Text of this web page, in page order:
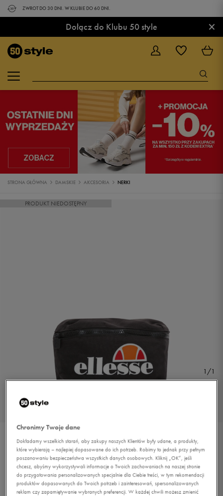
ZWROT DO 30 DNI. W KLUBIE DO 60 DNI.
Dołącz do Klubu 50 style ×
STRONA GŁÓWNA DAMSKIE AKCESORIA NERKI
PRODUKT NIEDOSTĘPNY
1/1
ELLESSE NERKA ROSCA
BLK
0.0(
69,99zł z Vat
Chronimy Twoje dane
Dokładamy wszelkich starań, aby zakupy naszych Klientów były udane, a produkty,
które wybierają – najlepiej dopasowane do ich potrzeb. Robimy to jednak przy pełnym
poszanowaniu bezpieczeństwa wszystkich danych osobowych. Kliknij „OK”, jeśli
chcesz, abyśmy wykorzystywali informacje o Twoich zachowaniach na naszej stronie
do przygotowania personalizowanych specjalnie dla Ciebie treści, w tym rekomendacji
produktów dopasowanych do Twoich potrzeb i zainteresowań, spersonalizowanych
reklam czy zapamiętywanie wybranych preferencji. W każdej chwili możesz zmienić